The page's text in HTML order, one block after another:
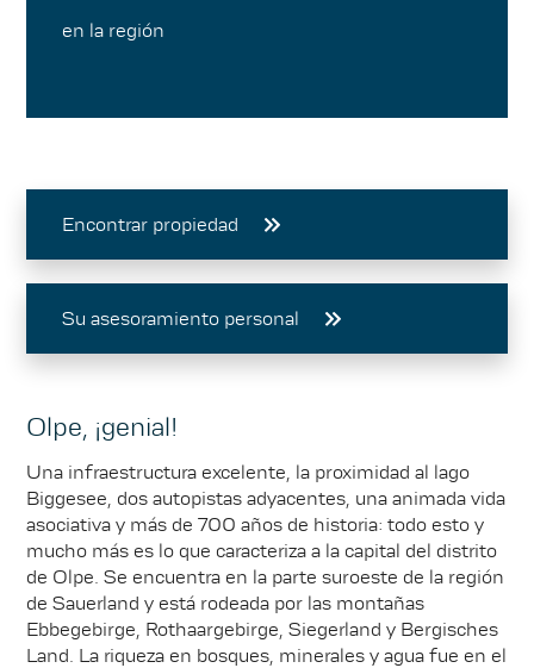
en la región
Encontrar propiedad
Su asesoramiento personal
Olpe, ¡genial!
Una infraestructura excelente, la proximidad al lago
Biggesee, dos autopistas adyacentes, una animada vida
asociativa y más de 700 años de historia: todo esto y
mucho más es lo que caracteriza a la capital del distrito
de Olpe. Se encuentra en la parte suroeste de la región
de Sauerland y está rodeada por las montañas
Ebbegebirge, Rothaargebirge, Siegerland y Bergisches
Land. La riqueza en bosques, minerales y agua fue en el